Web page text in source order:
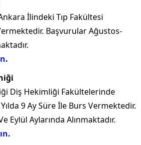
İlindeki Tıp Fakültesi
Başvurular Ağustos-
.
Diş Hekimliği Fakültelerinde
9 Ay Süre İle Burs Vermektedir.
Eylül Aylarında Alınmaktadır.
.